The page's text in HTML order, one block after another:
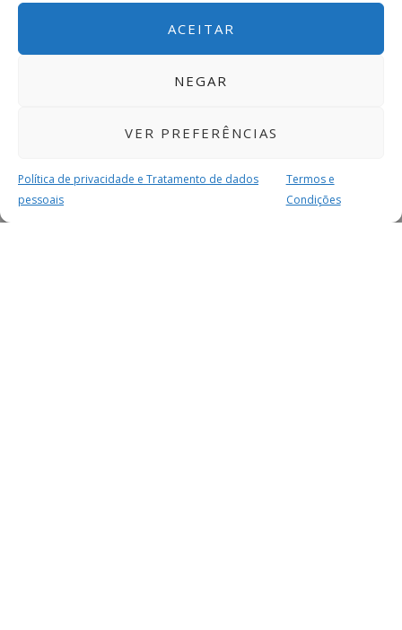
ACEITAR
NEGAR
VER PREFERÊNCIAS
Política de privacidade e Tratamento de dados
pessoais
Termos e
Condições